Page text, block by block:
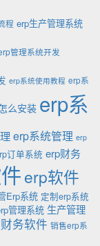
程 erp生产管理系统
管理系统开发
erp系统使用教程 erp系
么安装 erp系
erp系统管理 erp
订单系统 erp财务
erp软件
Erp系统 定制erp系统
管理系统 生产管理
财务软件 销售erp系